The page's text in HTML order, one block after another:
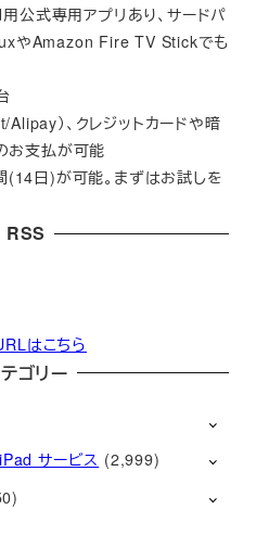
式専用アプリあり、サードパ
やAmazon Fire TV Stickでも
）、クレジットカードや暗
お支払が可能
日)が可能。まずはお試しを
RSS
はこちら
ゴリー
サービス (2,999)